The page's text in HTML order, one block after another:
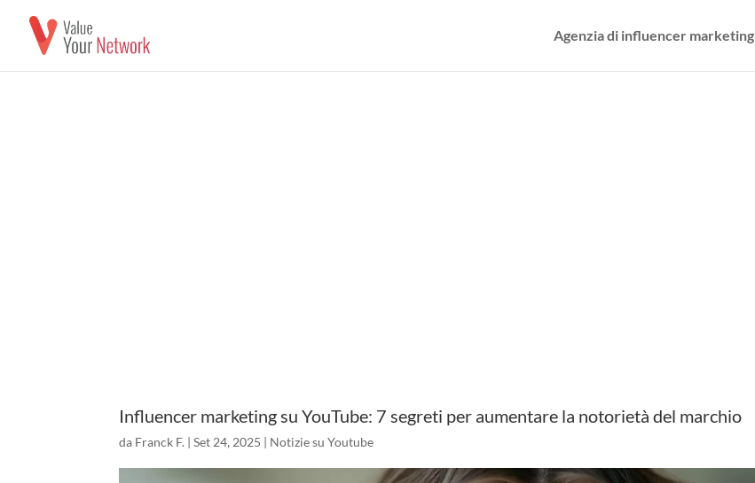
Agenzia di influencer marketing
Influencer marketing su YouTube: 7 segreti per aumentare la notorietà del marchio
da Franck F. |Set 24, 2025 | Notizie su Youtube